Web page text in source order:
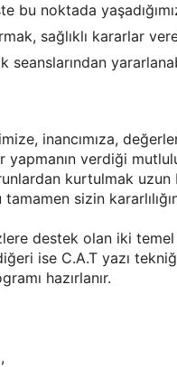
bu noktada
sağlıklı kararlar
seanslarından
inancımıza,
yapmanın verdiği
kurtulmak
sizin
destek olan iki
ise C.A.T yazı
hazırlanır.